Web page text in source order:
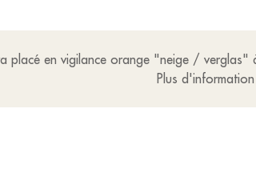
placé en vigilance orange "neige / verglas"
Plus